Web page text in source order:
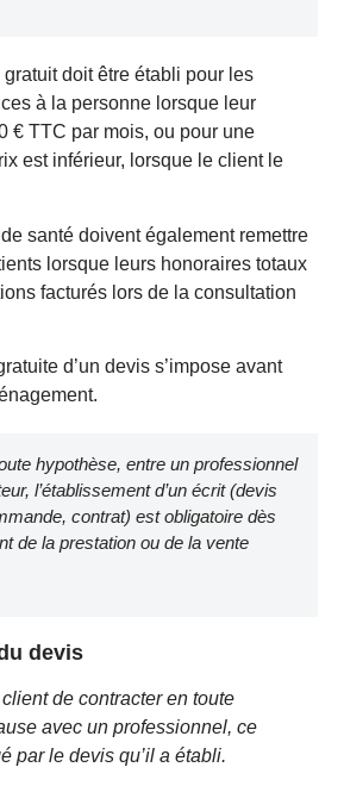
doit être établi pour les
à la personne lorsque leur
€ TTC par mois, ou pour une
est inférieur, lorsque le client le
santé doivent également remettre
lorsque leurs honoraires totaux
facturés lors de la consultation
d’un devis s’impose avant
hypothèse, entre un professionnel
l’établissement d’un écrit (devis
contrat) est obligatoire dès
de la prestation ou de la vente
devis
de contracter en toute
avec un professionnel, ce
par le devis qu’il a établi.